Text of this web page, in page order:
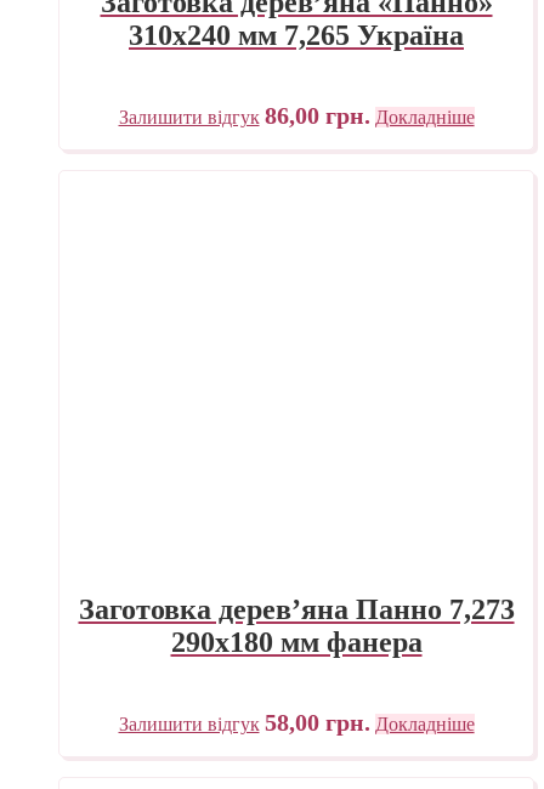
310х240 мм 7,265 Україна
Залишити відгук 86,00 грн. Докладніше
Заготовка дерев’яна Панно 7,273
290х180 мм фанера
Залишити відгук 58,00 грн. Докладніше